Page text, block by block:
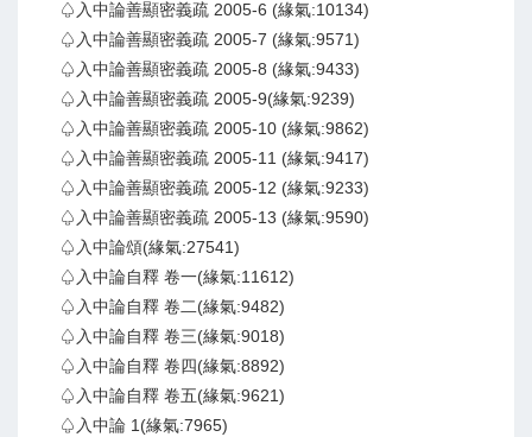
♤入中論善顯密義疏 2005-6 (緣氣:10134)
♤入中論善顯密義疏 2005-7 (緣氣:9571)
♤入中論善顯密義疏 2005-8 (緣氣:9433)
♤入中論善顯密義疏 2005-9(緣氣:9239)
♤入中論善顯密義疏 2005-10 (緣氣:9862)
♤入中論善顯密義疏 2005-11 (緣氣:9417)
♤入中論善顯密義疏 2005-12 (緣氣:9233)
♤入中論善顯密義疏 2005-13 (緣氣:9590)
♤入中論頌(緣氣:27541)
♤入中論自釋 卷一(緣氣:11612)
♤入中論自釋 卷二(緣氣:9482)
♤入中論自釋 卷三(緣氣:9018)
♤入中論自釋 卷四(緣氣:8892)
♤入中論自釋 卷五(緣氣:9621)
♤入中論 1(緣氣:7965)